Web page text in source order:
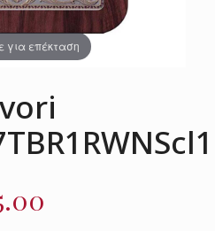
για επέκταση